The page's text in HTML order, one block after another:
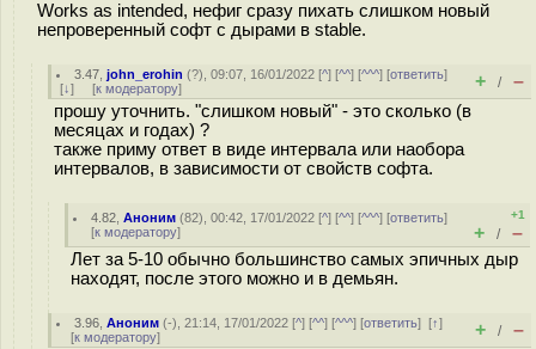
Works as intended, нефиг сразу пихать слишком новый
непроверенный софт с дырами в stable.
3.47 ,john_erohin (?), 09:07, 16/01/2022 [^] [^^] [^^^] [ответить]
[↓] [к модератору] + / –
прошу уточнить. "слишком новый" - это сколько (в
месяцах и годах) ?
также приму ответ в виде интервала или наобора
интервалов, в зависимости от свойств софта.
4.82 ,Аноним (82), 00:42, 17/01/2022 [^] [^^] [^^^] [ответить]
[к модератору]
+1
+ / –
Лет за 5-10 обычно большинство самых эпичных дыр
находят, после этого можно и в демьян.
3.96 ,Аноним (-), 21:14, 17/01/2022 [^] [^^] [^^^] [ответить][↑]
[к модератору] + / –